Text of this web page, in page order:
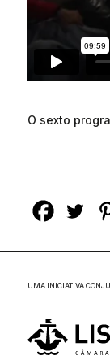
O sexto
UMA INICIATIVA